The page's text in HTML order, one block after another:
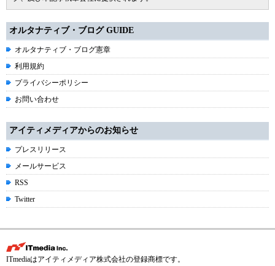
オルタナティブ・ブログ GUIDE
オルタナティブ・ブログ憲章
利用規約
プライバシーポリシー
お問い合わせ
アイティメディアからのお知らせ
プレスリリース
メールサービス
RSS
Twitter
ITmediaはアイティメディア株式会社の登録商標です。